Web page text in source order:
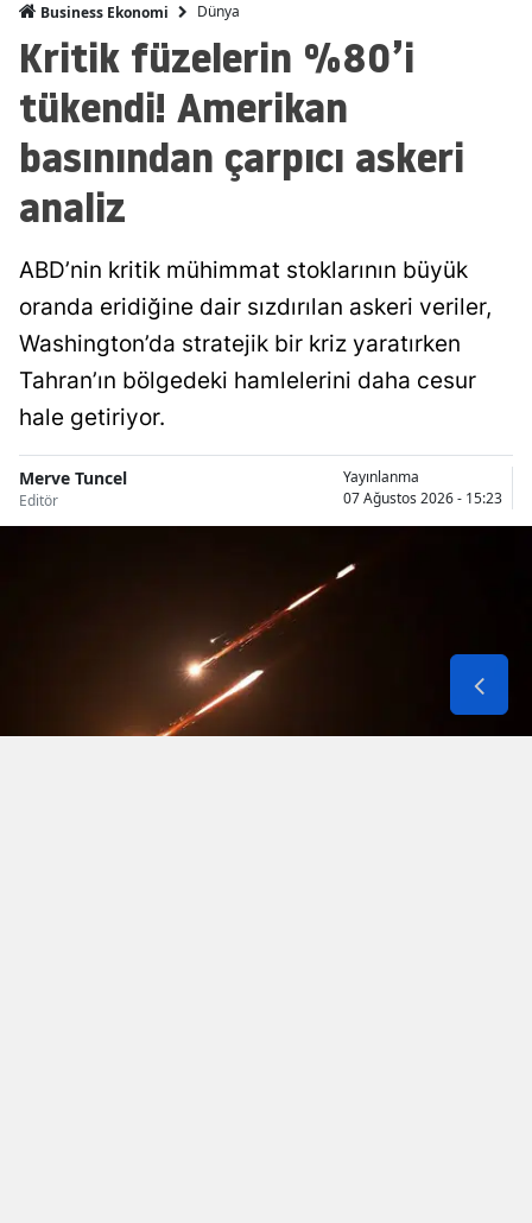
Business Ekonomi Dünya
Kritik füzelerin %80’i
tükendi! Amerikan
basınından çarpıcı askeri
analiz
ABD’nin kritik mühimmat stoklarının büyük
oranda eridiğine dair sızdırılan askeri veriler,
Washington’da stratejik bir kriz yaratırken
Tahran’ın bölgedeki hamlelerini daha cesur
hale getiriyor.
Merve Tuncel
Editör
Yayınlanma
07 Ağustos 2026 - 15:23